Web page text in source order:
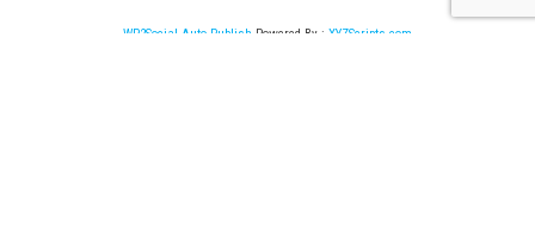
WP2Social Auto Publish Powered By : XYZScripts.com